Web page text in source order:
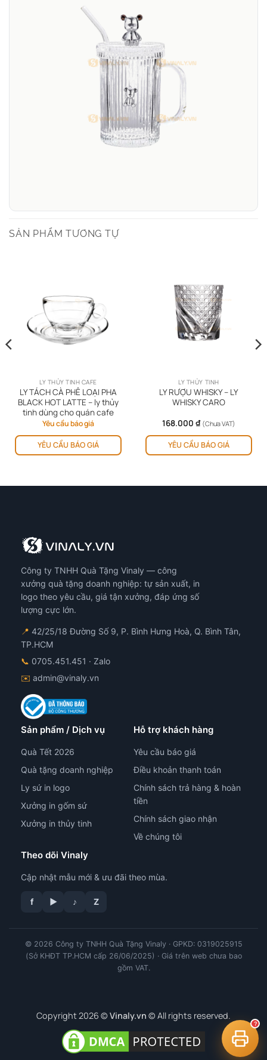
SẢN PHẨM TƯƠNG TỰ
LY THỦY TINH CAFE
LY TÁCH CÀ PHÊ LOẠI PHA
BLACK HOT LATTE – ly thủy
tinh dùng cho quán cafe
Yêu cầu báo giá
YÊU CẦU BÁO GIÁ
LY THỦY TINH
LY RƯỢU WHISKY – LY
WHISKY CARO
168.000 ₫ (Chưa VAT)
YÊU CẦU BÁO GIÁ
Công ty TNHH Quà Tặng Vinaly — công
xưởng quà tặng doanh nghiệp: tự sản xuất, in
logo theo yêu cầu, giá tận xưởng, đáp ứng số
lượng cực lớn.
📍 42/25/18 Đường Số 9, P. Bình Hưng Hoà, Q. Bình Tân,
TP.HCM
📞 0705.451.451 · Zalo
✉️ admin@vinaly.vn
Sản phẩm / Dịch vụ
Quà Tết 2026
Quà tặng doanh nghiệp
Ly sứ in logo
Xưởng in gốm sứ
Xưởng in thủy tinh
Hỗ trợ khách hàng
Yêu cầu báo giá
Điều khoản thanh toán
Chính sách trả hàng & hoàn
tiền
Chính sách giao nhận
Về chúng tôi
Theo dõi Vinaly
Cập nhật mẫu mới & ưu đãi theo mùa.
f ▶ ♪ Z
© 2026 Công ty TNHH Quà Tặng Vinaly · GPKD: 0319025915
(Sở KHĐT TP.HCM cấp 26/06/2025) · Giá trên web chưa bao
gồm VAT.
Copyright 2026 © Vinaly.vn © All rights reserved.
?